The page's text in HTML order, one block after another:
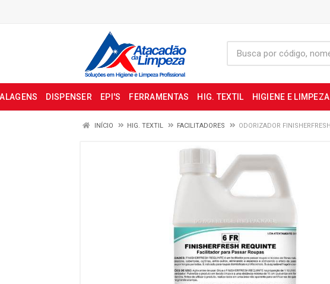
DISPENSER EPI'S FERRAMENTAS HIG. TEXTIL HIGIENE E LIMPEZA
INÍCIO HIG. TEXTIL FACILITADORES ODORIZADOR